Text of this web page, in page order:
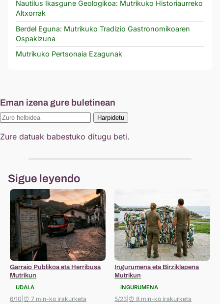
Nautilus Ikasgune Geologikoa: Mutrikuko Historiaurreko
Altxorrak
Berdel Eguna: Mutrikuko Tradizio Gastronomikoaren
Ospakizuna
Mutrikuko Pertsonaia Ezagunak
Eman izena gure buletinean
Harpidetu
Zure datuak babestuko ditugu beti.
Sigue leyendo
Garraio Publikoa eta Herribusa
Mutrikun
UDALA
6/10 ⏰ 7 min-ko irakurketa
Ingurumena eta Birziklapena
Mutrikun
INGURUMENA
5/23 ⏰ 8 min-ko irakurketa